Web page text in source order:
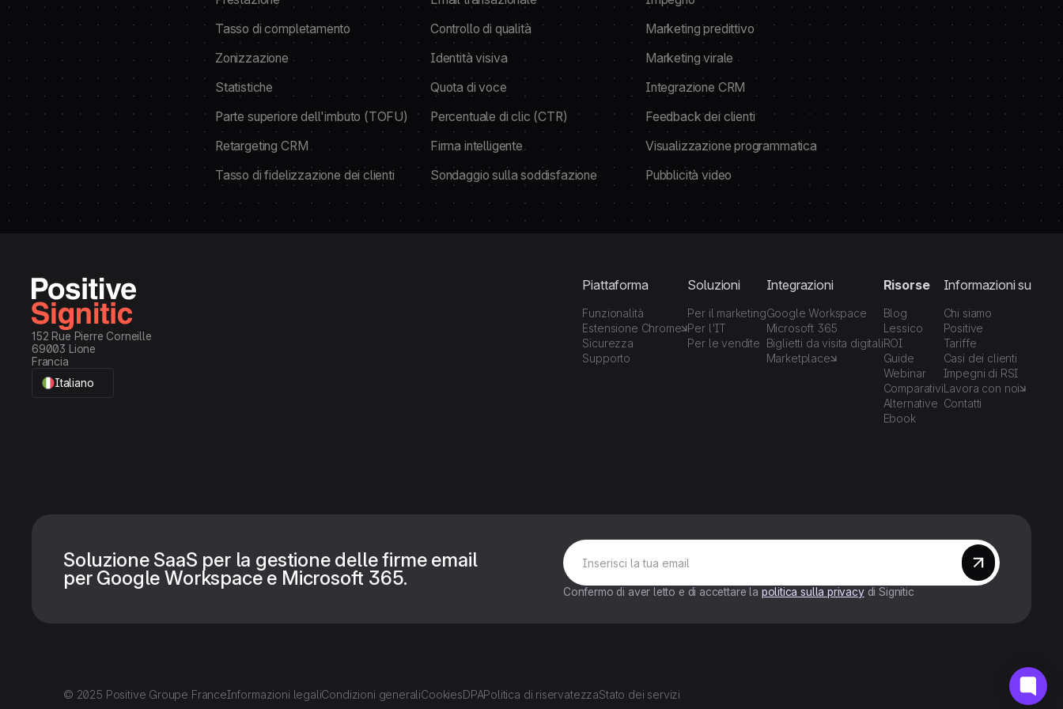
Tasso di completamento
Controllo di qualità
Marketing predittivo
Zonizzazione
Identità visiva
Marketing virale
Statistiche
Quota di voce
Integrazione CRM
Parte superiore dell'imbuto (TOFU)
Percentuale di clic (CTR)
Feedback dei clienti
Retargeting CRM
Firma intelligente
Visualizzazione programmatica
Tasso di fidelizzazione dei clienti
Sondaggio sulla soddisfazione Pubblicità video
152 Rue Pierre Corneille
69003 Lione
Francia
Italiano
Piattaforma
Funzionalità
Estensione Chrome
Sicurezza
Supporto
Soluzioni
Per il marketing
Per l'IT
Per le vendite
Integrazioni
Google Workspace
Microsoft 365
Biglietti da visita digitali
Marketplace
Risorse
Blog
Lessico
ROI
Guide
Webinar
Comparativi
Alternative
Ebook
Informazioni su
Chi siamo
Positive
Tariffe
Casi dei clienti
Impegni di RSI
Lavora con noi
Contatti
Soluzione SaaS per la gestione delle firme email
per Google Workspace e Microsoft 365.
Confermo di aver letto e di accettare la politica sulla privacydi Signitic
© 2025 Positive Groupe FranceInformazioni legaliCondizioni generaliCookiesDPAPolitica di riservatezzaStato dei servizi